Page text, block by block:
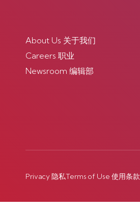
About Us 关于我们
Careers 职业
Newsroom 编辑部
Privacy 隐私Terms of Use 使用条款